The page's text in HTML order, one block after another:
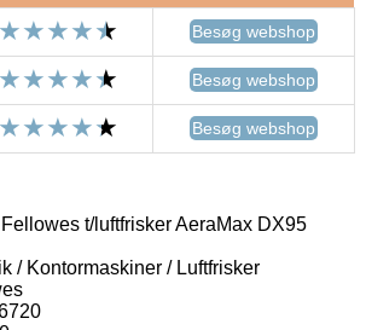
Besøg webshop
Besøg webshop
Besøg webshop
t/luftfrisker AeraMax DX95
/ Kontormaskiner / Luftfrisker